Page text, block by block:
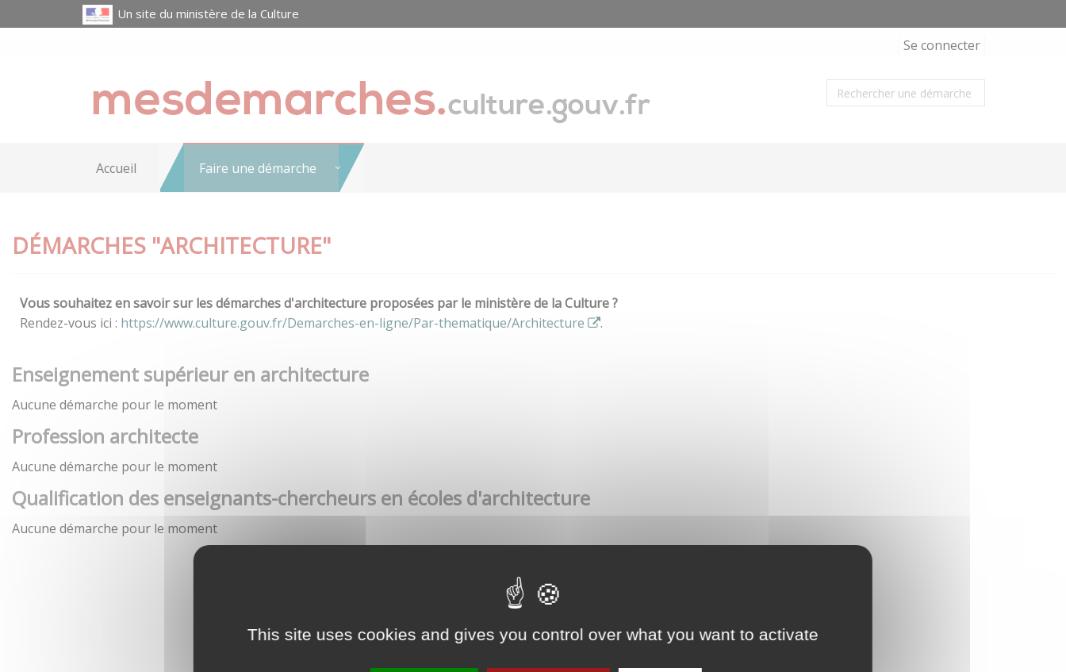
This site uses cookies and gives you control over what you want to activate
Un site du ministère de la Culture
Se connecter
Accueil Faire une démarche
DÉMARCHES "ARCHITECTURE"
Vous souhaitez en savoir sur les démarches d'architecture proposées par le ministère de la Culture ?
Rendez-vous ici : https://www.culture.gouv.fr/Demarches-en-ligne/Par-thematique/Architecture .
Enseignement supérieur en architecture
Aucune démarche pour le moment
Profession architecte
Aucune démarche pour le moment
Qualification des enseignants-chercheurs en écoles d'architecture
Aucune démarche pour le moment